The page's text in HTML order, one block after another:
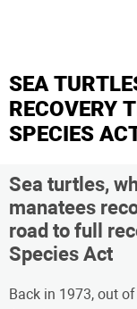
SEA
RECOVERY
SPECIES
Sea turtles,
manatees
road to full
Species Act
Back in 1973, out